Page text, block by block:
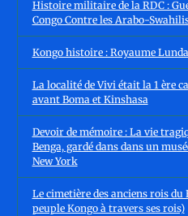
Histoire militaire de la RDC :
Congo Contre les Arabo-
Kongo histoire : Royaume Lunda
La localité de Vivi était la 1 ère
avant Boma et Kinshasa
Devoir de mémoire : La vie
Benga, gardé dans dans un
New York
Le cimetière des anciens rois
peuple Kongo à travers ses rois)